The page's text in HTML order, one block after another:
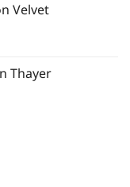
Velvet
Thayer